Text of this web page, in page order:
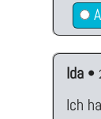
Ida•
Ich